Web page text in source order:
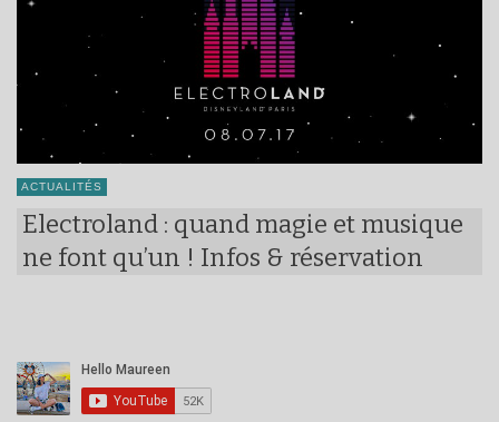
ACTUALITÉS
Electroland : quand magie et musique
ne font qu’un ! Infos & réservation